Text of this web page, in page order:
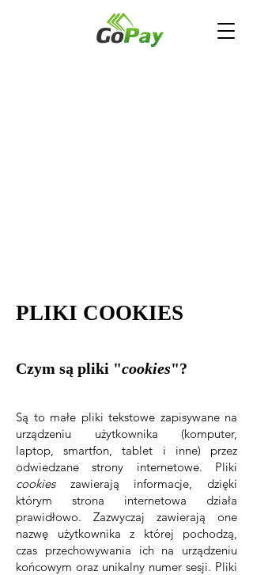
PLIKI COOKIES
Czym są pliki "cookies"?
Są to małe pliki tekstowe zapisywane na
urządzeniu użytkownika (komputer,
laptop, smartfon, tablet i inne) przez
odwiedzane strony internetowe. Pliki
cookieszawierają informacje, dzięki
którym strona internetowa działa
prawidłowo. Zazwyczaj zawierają one
nazwę użytkownika z której pochodzą,
czas przechowywania ich na urządzeniu
końcowym oraz unikalny numer sesji. Pliki